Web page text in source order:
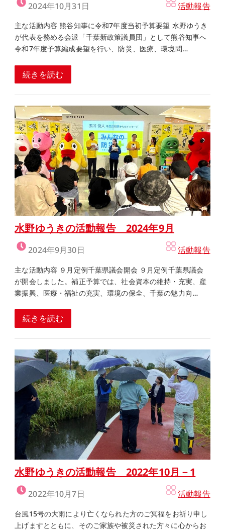
2024年10月31日 活動報告
主な活動内容 熊谷知事に令和7年度当初予算要望 水野ゆうき
が代表を務める会派「千葉新政策議員団」として熊谷知事へ
令和7年度予算編成要望を行い、防災、医療、環境問…
続きを読む
水野ゆうきの活動報告 2024年9月
2024年9月30日 活動報告
主な活動内容 ９月定例千葉県議会開会 ９月定例千葉県議会
が開会しました。補正予算では、社会資本の維持・充実、産
業振興、医療・福祉の充実、環境の保全、千葉の魅力向…
続きを読む
水野ゆうきの活動報告 2022年10月－1
2022年10月7日 活動報告
台風15号の大雨により亡くなられた方のご冥福をお祈り申し
上げますとともに、そのご家族や被災された方々に心からお